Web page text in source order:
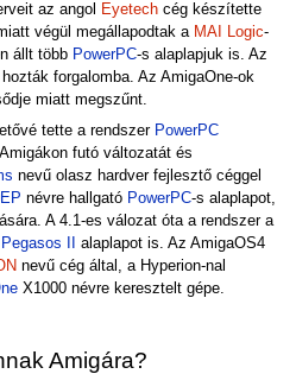
az angol Eyetechcég készítette
végül megállapodtak a MAI Logic-
állt több PowerPC-s alaplapjuk is. Az
forgalomba. Az AmigaOne-ok
miatt megszűnt.
tette a rendszer PowerPC
futó változatát és
nevű olasz hardver fejlesztő céggel
névre hallgató PowerPC-s alaplapot,
A 4.1-es válozat óta a rendszer a
Pegasos II
alaplapot is. Az AmigaOS4
nevű cég által, a Hyperion-nal
X1000 névre keresztelt gépe.
Amigára?